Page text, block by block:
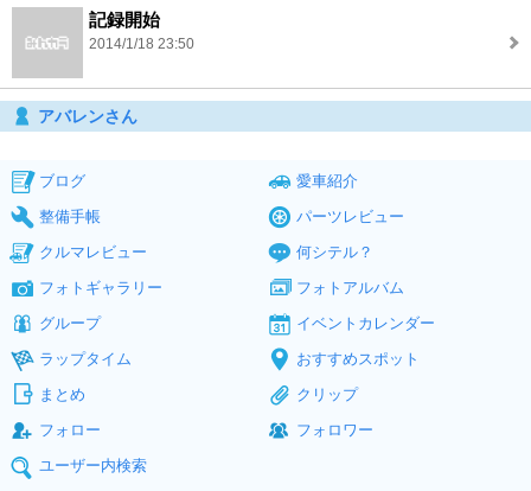
記録開始
2014/1/18 23:50
アバレンさん
ブログ
愛車紹介
整備手帳
パーツレビュー
クルマレビュー
何シテル？
フォトギャラリー
フォトアルバム
グループ
イベントカレンダー
ラップタイム
おすすめスポット
まとめ
クリップ
フォロー
フォロワー
ユーザー内検索